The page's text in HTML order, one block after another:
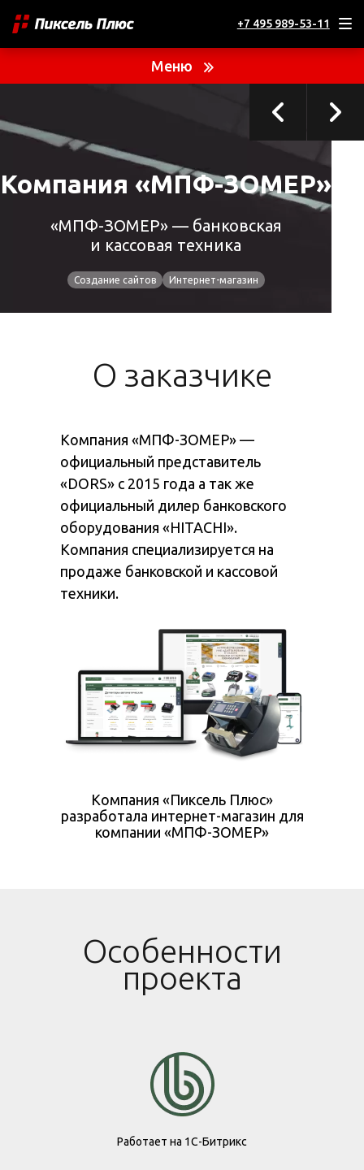
+7 495 989-53-11
Меню
Компания «МПФ-ЗОМЕР»
Компания «МПФ-ЗОМЕР»
«МПФ-ЗОМЕР» — банковская
и кассовая техника
Создание сайтов Интернет-магазин
О заказчике
Компания «МПФ-ЗОМЕР» —
официальный представитель
«DORS» с 2015 года а так же
официальный дилер банковского
оборудования «HITACHI».
Компания специализируется на
продаже банковской и кассовой
техники.
Компания «Пиксель Плюс»
разработала интернет-магазин для
компании «МПФ-ЗОМЕР»
Особенности
проекта
Работает на 1С-Битрикс